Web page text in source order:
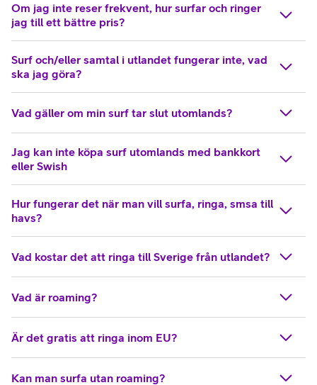
Om jag inte reser frekvent, hur surfar och ringer
jag till ett bättre pris?
Surf och/eller samtal i utlandet fungerar inte, vad
ska jag göra?
Vad gäller om min surf tar slut utomlands?
Jag kan inte köpa surf utomlands med bankkort
eller Swish
Hur fungerar det när man vill surfa, ringa, smsa till
havs?
Vad kostar det att ringa till Sverige från utlandet?
Vad är roaming?
Är det gratis att ringa inom EU?
Kan man surfa utan roaming?